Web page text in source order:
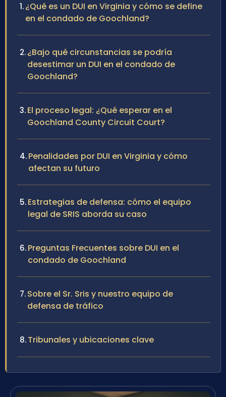
¿Qué es un DUI en Virginia y cómo se define
en el condado de Goochland?
¿Bajo qué circunstancias se podría
desestimar un DUI en el condado de
Goochland?
El proceso legal: ¿Qué esperar en el
Goochland County Circuit Court?
Penalidades por DUI en Virginia y cómo
afectan su futuro
Estrategias de defensa: cómo el equipo
legal de SRIS aborda su caso
Preguntas Frecuentes sobre DUI en el
condado de Goochland
Sobre el Sr. Sris y nuestro equipo de
defensa de tráfico
Tribunales y ubicaciones clave